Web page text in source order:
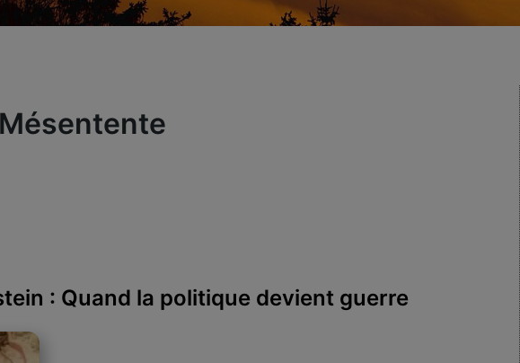
Mésentente
: Quand la politique devient guerre